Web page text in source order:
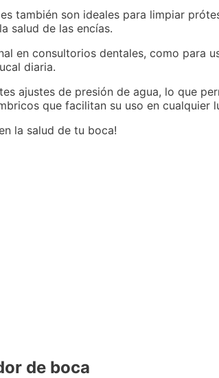
también son ideales para limpiar
salud de las encías.
en consultorios dentales, como para
diaria.
ajustes de presión de agua, lo que
que facilitan su uso en cualquier
la salud de tu boca!
de boca